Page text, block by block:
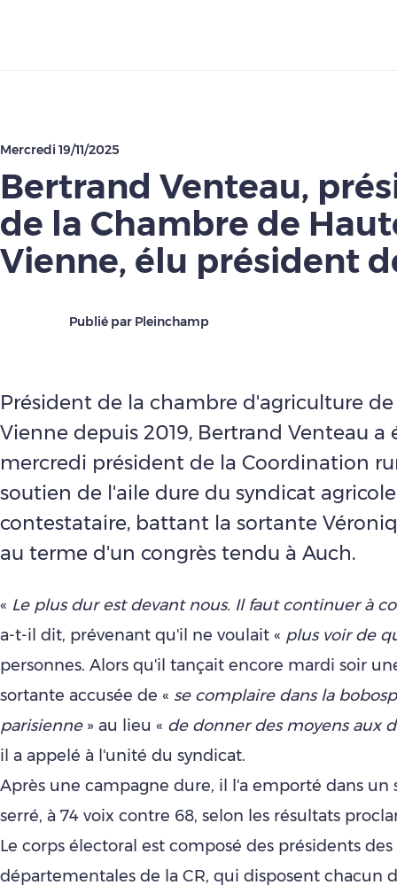
Mercredi 19/11/2025
Bertrand Venteau,
de la Chambre de
Vienne, élu président
Publié par Pleinchamp
Président de la chambre d'agriculture
Vienne depuis 2019, Bertrand Venteau a
mercredi président de la Coordination
soutien de l'aile dure du syndicat agricole
contestataire, battant la sortante
au terme d'un congrès tendu à Auch.
« Le plus dur est devant nous. Il faut continuer à
a-t-il dit, prévenant qu'il ne voulait « plus voir de
personnes. Alors qu'il tançait encore mardi soir
sortante accusée de « se complaire dans la
parisienne» au lieu « de donner des moyens aux
il a appelé à l'unité du syndicat.
Après une campagne dure, il l'a emporté dans un
serré, à 74 voix contre 68, selon les résultats
Le corps électoral est composé des présidents des
départementales de la CR, qui disposent chacun